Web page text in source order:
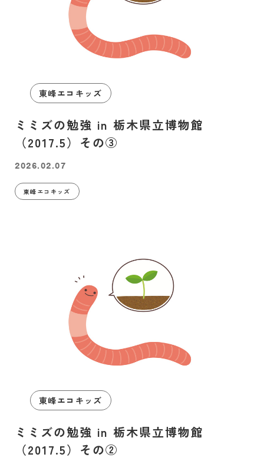
東峰エコキッズ
ミミズの勉強 in 栃木県立博物館
（2017.5）その③
2026.02.07
東峰エコキッズ
東峰エコキッズ
ミミズの勉強 in 栃木県立博物館
（2017.5）その②